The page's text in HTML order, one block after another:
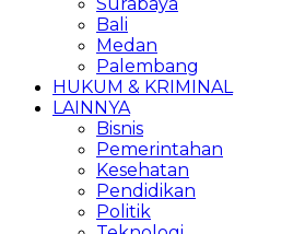
Bali
Medan
Palembang
HUKUM & KRIMINAL
LAINNYA
Bisnis
Pemerintahan
Kesehatan
Pendidikan
Politik